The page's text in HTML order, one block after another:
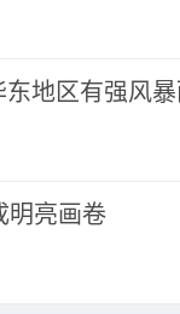
地区有强风暴
明亮画卷